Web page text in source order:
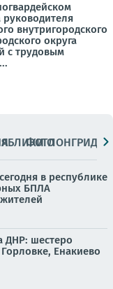
руководителя
внутригородского
округа
с трудовым
ФОТОЛОНГРИДЫ
в республике
БПЛА
ДНР: шестеро
Енакиево